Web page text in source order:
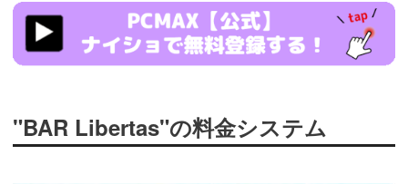
https://pcmax.jp/lp/?
ad_id=rm307152
"BAR Libertas"の料金システム